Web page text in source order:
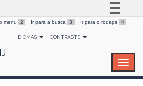
Simplifique!
Comunica BR
menu 2 Ir para a busca 3 Ir para o rodapé 4
IDIOMAS CONTRASTE